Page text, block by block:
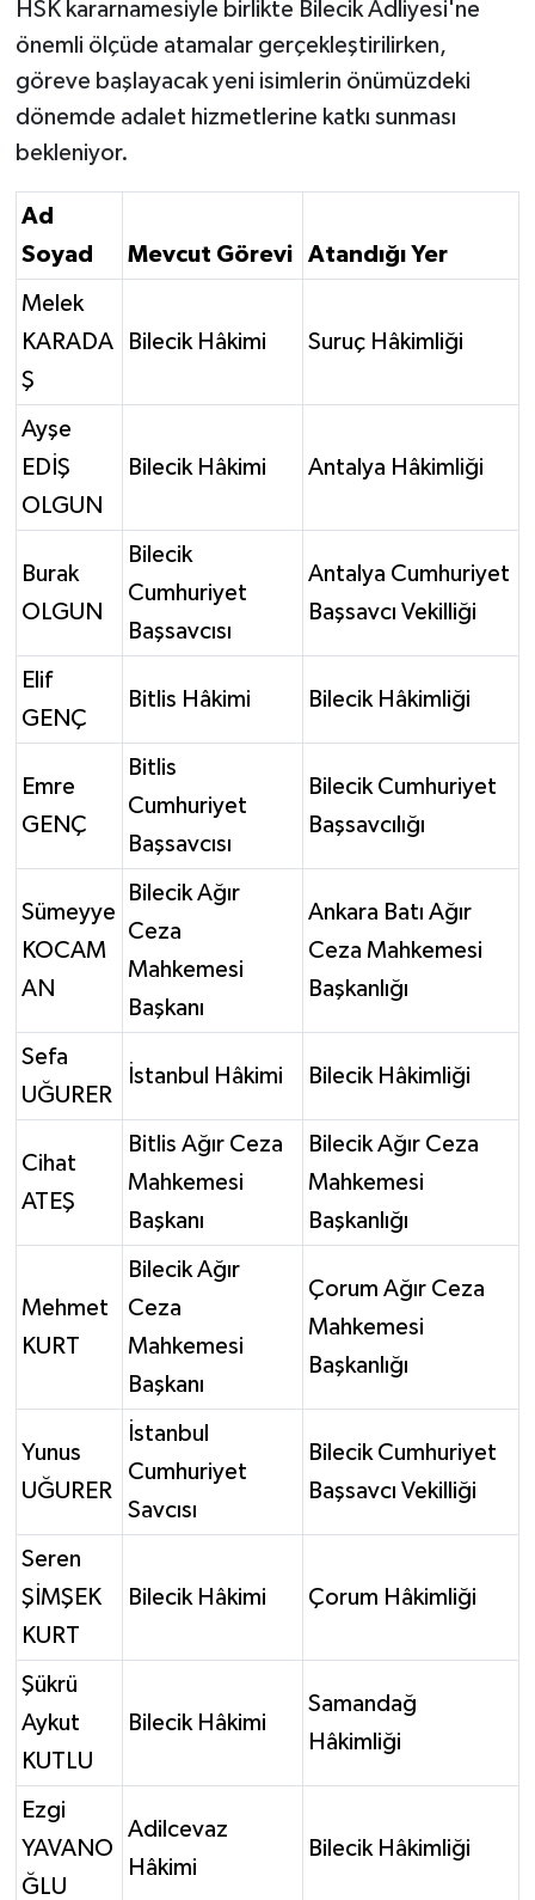
HSK kararnamesiyle birlikte Bilecik Adliyesi'ne
önemli ölçüde atamalar gerçekleştirilirken,
göreve başlayacak yeni isimlerin önümüzdeki
dönemde adalet hizmetlerine katkı sunması
bekleniyor.
Ad
Soyad
Mevcut Görevi Atandığı Yer
Melek
KARADA
Ş
Bilecik Hâkimi Suruç Hâkimliği
Ayşe
EDİŞ
OLGUN
Bilecik Hâkimi Antalya Hâkimliği
Burak
OLGUN
Bilecik
Cumhuriyet
Başsavcısı
Antalya Cumhuriyet
Başsavcı Vekilliği
Elif
GENÇ
Bitlis Hâkimi Bilecik Hâkimliği
Emre
GENÇ
Bitlis
Cumhuriyet
Başsavcısı
Bilecik Cumhuriyet
Başsavcılığı
Sümeyye
KOCAM
AN
Bilecik Ağır
Ceza
Mahkemesi
Başkanı
Ankara Batı Ağır
Ceza Mahkemesi
Başkanlığı
Sefa
UĞURER
İstanbul Hâkimi Bilecik Hâkimliği
Cihat
ATEŞ
Bitlis Ağır Ceza
Mahkemesi
Başkanı
Bilecik Ağır Ceza
Mahkemesi
Başkanlığı
Mehmet
KURT
Bilecik Ağır
Ceza
Mahkemesi
Başkanı
Çorum Ağır Ceza
Mahkemesi
Başkanlığı
Yunus
UĞURER
İstanbul
Cumhuriyet
Savcısı
Bilecik Cumhuriyet
Başsavcı Vekilliği
Seren
ŞİMŞEK
KURT
Bilecik Hâkimi Çorum Hâkimliği
Şükrü
Aykut
KUTLU
Bilecik Hâkimi
Samandağ
Hâkimliği
Ezgi
YAVANO
ĞLU
Adilcevaz
Hâkimi
Bilecik Hâkimliği